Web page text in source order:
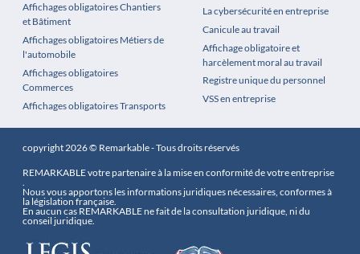
Affichages obligatoires Chantiers
et Bâtiment
Affichages obligatoires Métiers de
l'automobile
Affichages obligatoires
Commerces
Affichages obligatoires Transports
La cybersécurité en entreprise
Canicule au travail
Affichage obligatoire et
harcèlement moral au travail
Registre unique du personnel
VSS en entreprise
copyright 2026 © Remarkable - Tous droits réservés
REMARKABLE votre partenaire à la mise en conformité de votre entreprise
.
Nous vous apportons les informations juridiques nécessaires, conformes à
la législation française.
En aucun cas REMARKABLE ne fait de la consultation juridique, ni du
conseil juridique.